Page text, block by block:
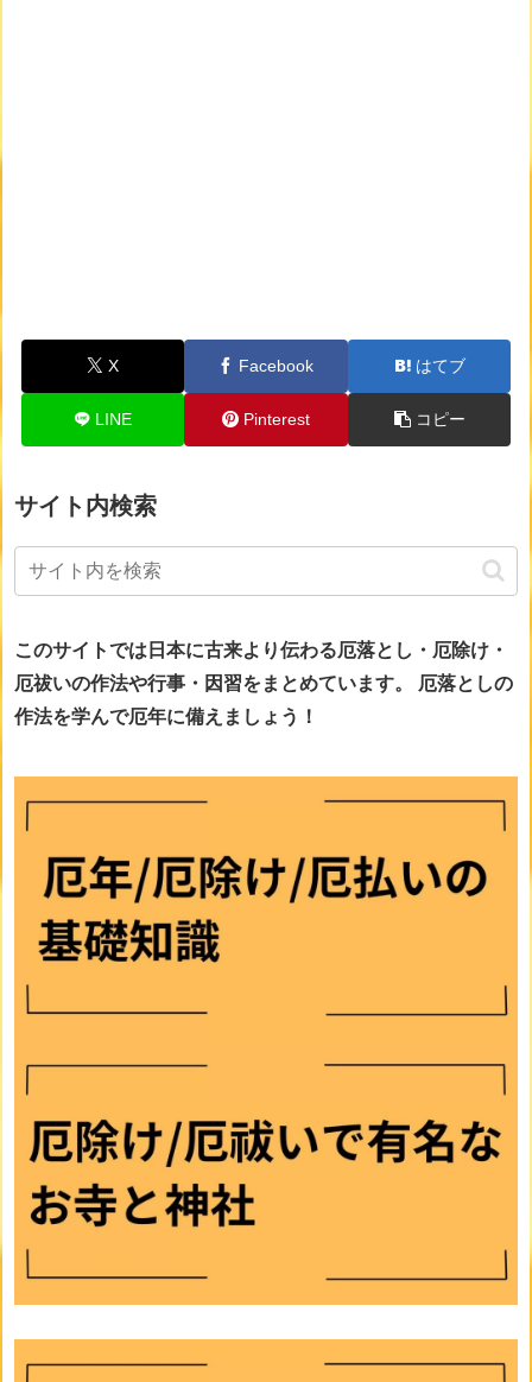
X Facebook はてブ
LINE Pinterest コピー
サイト内検索
このサイトでは日本に古来より伝わる厄落とし・厄除け・
厄祓いの作法や行事・因習をまとめています。
厄落としの
作法を学んで厄年に備えましょう！